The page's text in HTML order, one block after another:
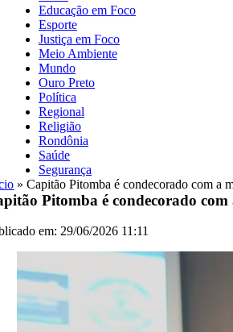
Educação em Foco
Esporte
Justiça em Foco
Meio Ambiente
Mundo
Ouro Preto
Política
Regional
Religião
Rondônia
Saúde
Segurança
»Capitão Pitomba é condecorado com a
Pitomba é condecorado
em: 29/06/2026 11:11